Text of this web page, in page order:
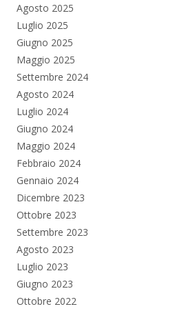
Agosto 2025
Luglio 2025
Giugno 2025
Maggio 2025
Settembre 2024
Agosto 2024
Luglio 2024
Giugno 2024
Maggio 2024
Febbraio 2024
Gennaio 2024
Dicembre 2023
Ottobre 2023
Settembre 2023
Agosto 2023
Luglio 2023
Giugno 2023
Ottobre 2022